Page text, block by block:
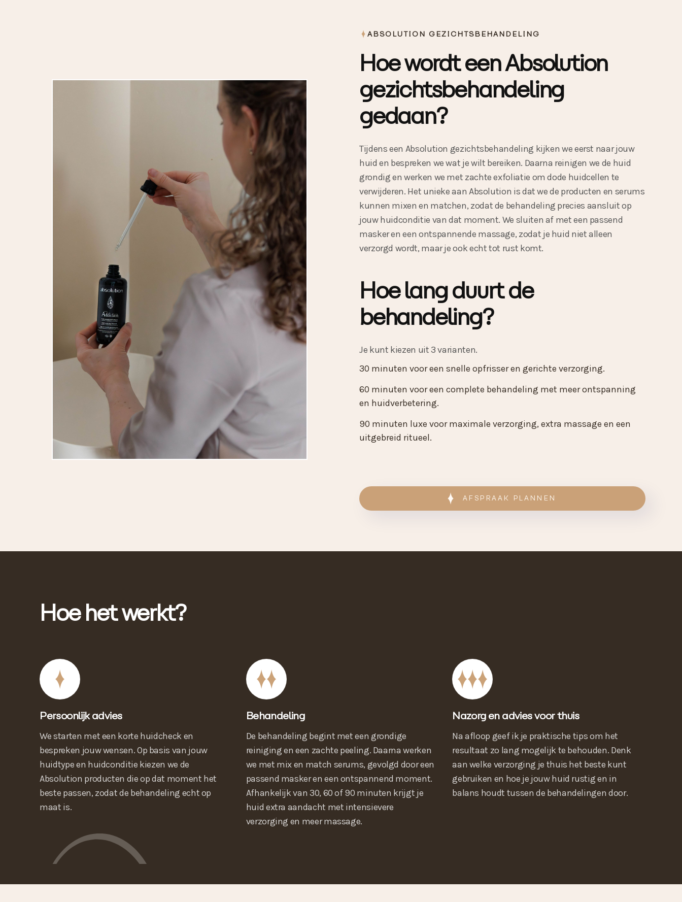
ABSOLUTION GEZICHTSBEHANDELING
Hoe wordt een Absolution
gezichtsbehandeling
gedaan?
Tijdens een Absolution gezichtsbehandeling kijken we eerst naar jouw
huid en bespreken we wat je wilt bereiken. Daarna reinigen we de huid
grondig en werken we met zachte exfoliatie om dode huidcellen te
verwijderen. Het unieke aan Absolution is dat we de producten en serums
kunnen mixen en matchen, zodat de behandeling precies aansluit op
jouw huidconditie van dat moment. We sluiten af met een passend
masker en een ontspannende massage, zodat je huid niet alleen
verzorgd wordt, maar je ook echt tot rust komt.
Hoe lang duurt de
behandeling?
Je kunt kiezen uit 3 varianten.
30 minuten voor een snelle opfrisser en gerichte verzorging.
60 minuten voor een complete behandeling met meer ontspanning
en huidverbetering.
90 minuten luxe voor maximale verzorging, extra massage en een
uitgebreid ritueel.
AFSPRAAK PLANNEN
Hoe het werkt?
Persoonlijk advies
We starten met een korte huidcheck en
bespreken jouw wensen. Op basis van jouw
huidtype en huidconditie kiezen we de
Absolution producten die op dat moment het
beste passen, zodat de behandeling echt op
maat is.
Behandeling
De behandeling begint met een grondige
reiniging en een zachte peeling. Daarna werken
we met mix en match serums, gevolgd door een
passend masker en een ontspannend moment.
Afhankelijk van 30, 60 of 90 minuten krijgt je
huid extra aandacht met intensievere
verzorging en meer massage.
Nazorg en advies voor thuis
Na afloop geef ik je praktische tips om het
resultaat zo lang mogelijk te behouden. Denk
aan welke verzorging je thuis het beste kunt
gebruiken en hoe je jouw huid rustig en in
balans houdt tussen de behandelingen door.